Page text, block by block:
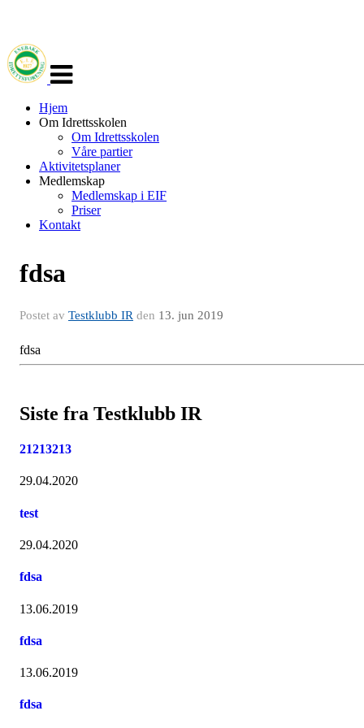
navigasjon
Hjem
Om Idrettsskolen
Om Idrettsskolen
Våre partier
Aktivitetsplaner
Medlemskap
Medlemskap i EIF
Priser
Kontakt
fdsa
Postet av Testklubb IR den 13. jun 2019
fdsa
Siste fra Testklubb IR
21213213
29.04.2020
test
29.04.2020
fdsa
13.06.2019
fdsa
13.06.2019
fdsa